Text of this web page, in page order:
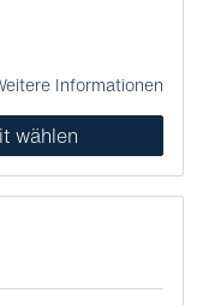
Informationen
wählen